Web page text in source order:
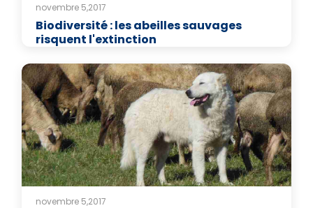
novembre 5,2017
Biodiversité : les abeilles sauvages
risquent l'extinction
novembre 5,2017